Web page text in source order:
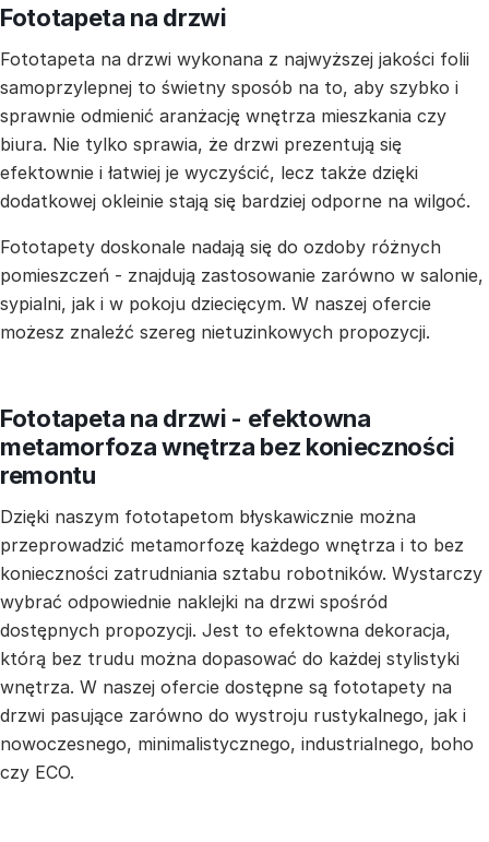
Fototapeta na drzwi
Fototapeta na drzwi wykonana z najwyższej jakości folii
samoprzylepnej to świetny sposób na to, aby szybko i
sprawnie odmienić aranżację wnętrza mieszkania czy
biura. Nie tylko sprawia, że drzwi prezentują się
efektownie i łatwiej je wyczyścić, lecz także dzięki
dodatkowej okleinie stają się bardziej odporne na wilgoć.
Fototapety doskonale nadają się do ozdoby różnych
pomieszczeń - znajdują zastosowanie zarówno w salonie,
sypialni, jak i w pokoju dziecięcym. W naszej ofercie
możesz znaleźć szereg nietuzinkowych propozycji.
Fototapeta na drzwi - efektowna
metamorfoza wnętrza bez konieczności
remontu
Dzięki naszym fototapetom błyskawicznie można
przeprowadzić metamorfozę każdego wnętrza i to bez
konieczności zatrudniania sztabu robotników. Wystarczy
wybrać odpowiednie naklejki na drzwi spośród
dostępnych propozycji. Jest to efektowna dekoracja,
którą bez trudu można dopasować do każdej stylistyki
wnętrza. W naszej ofercie dostępne są fototapety na
drzwi pasujące zarówno do wystroju rustykalnego, jak i
nowoczesnego, minimalistycznego, industrialnego, boho
czy ECO.